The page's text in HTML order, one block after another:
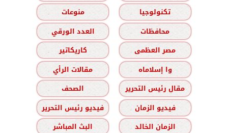
تكنولوجيا
منوعات
محافظات
العدد الورقي
مصر العظمى
كاريكاتير
وا إسلاماه
مقالات الرأي
مقال رئيس التحرير
الصحف
فيديو الزمان
فيديو رئيس التحرير
الزمان الخالد
البث المباشر